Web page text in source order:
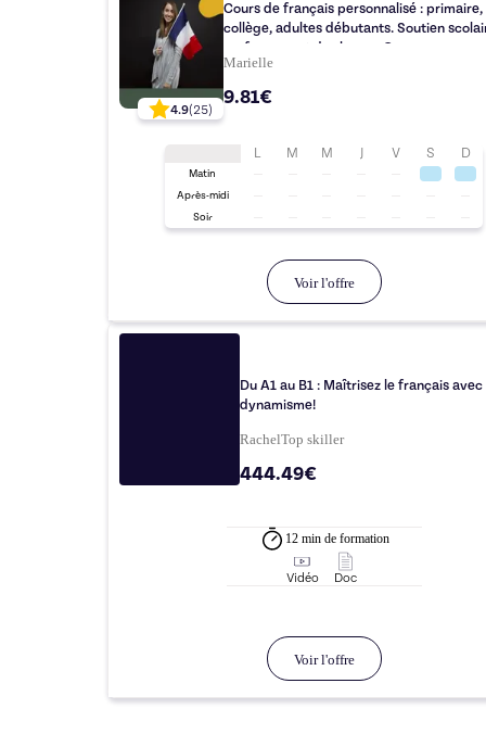
4.9(25)
Cours de français personnalisé : primaire,
collège, adultes débutants. Soutien
renforcement des bases. Cours
individuels/collectifs.
Marielle
9.81€
L M M J V S D
Matin
Après-midi
Soir
Voir l'offre
Du A1 au B1 : Maîtrisez le français avec
dynamisme!
RachelTop skiller
444.49€
12 minde formation
Vidéo Doc
Voir l'offre